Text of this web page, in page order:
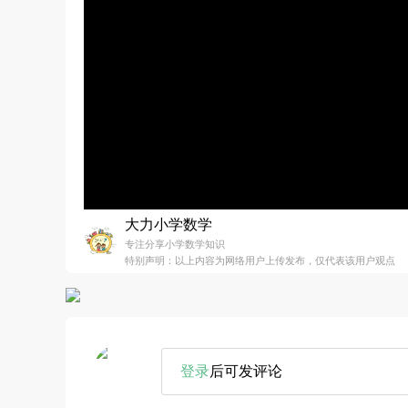
大力小学数学
专注分享小学数学知识
特别声明：以上内容为网络用户上传发布，仅代表该用户观点
登录后可发评论